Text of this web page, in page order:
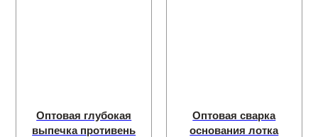
Оптовая глубокая
выпечка противень
Оптовая сварка
основания лотка